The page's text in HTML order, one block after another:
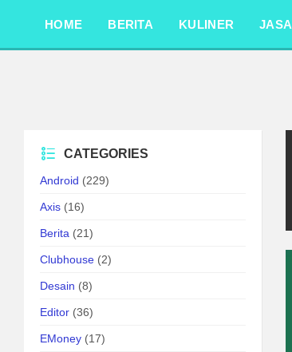
sidebar
HOME BERITA KULINER JASA
CATEGORIES
Android (229)
Axis (16)
Berita (21)
Clubhouse (2)
Desain (8)
Editor (36)
EMoney (17)